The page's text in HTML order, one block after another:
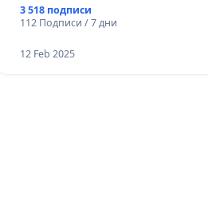
3 518 подписи
112 Подписи / 7 дни
12 Feb 2025